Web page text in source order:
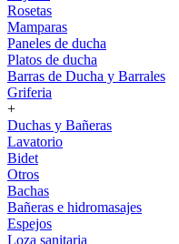
Rosetas
Mamparas
Paneles de ducha
Platos de ducha
Barras de Ducha y Barrales
Griferia
+
Duchas y Bañeras
Lavatorio
Bidet
Otros
Bachas
Bañeras e hidromasajes
Espejos
Loza sanitaria